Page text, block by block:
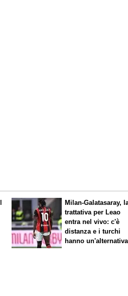
Milan-Galatasaray,
trattativa per Leao
entra nel vivo: c'è
distanza e i turchi
hanno un'alternativa